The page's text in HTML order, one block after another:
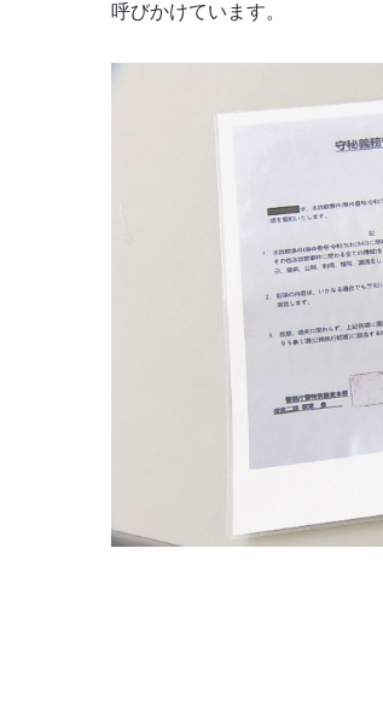
呼びかけています。